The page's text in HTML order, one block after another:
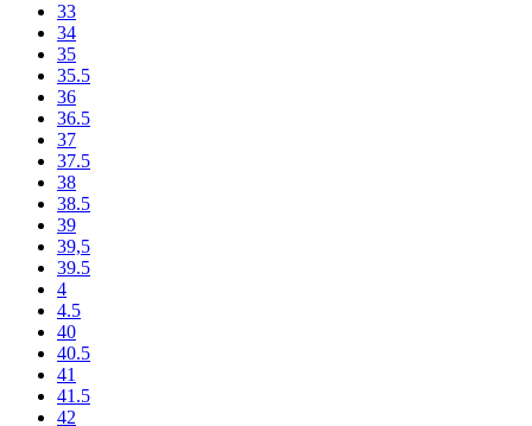
33
34
35
35.5
36
36.5
37
37.5
38
38.5
39
39,5
39.5
4
4.5
40
40.5
41
41.5
42